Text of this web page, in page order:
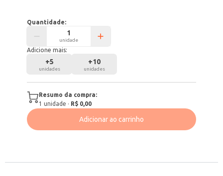
Quantidade:
unidade
Adicione mais:
+5
unidades
+10
unidades
Resumo da compra:
1 unidade · R$ 0,00
Adicionar ao carrinho